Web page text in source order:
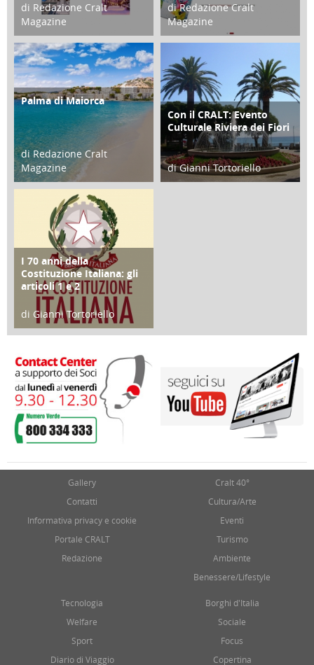
di Redazione Cralt
Magazine
21 Novembre 2023
di Redazione Cralt
Magazine
07 Marzo 2023
ATTIVITÀ
Palma di Maiorca
di Redazione Cralt
Magazine
25 Giugno 2016
ATTIVITÀ
Con il CRALT: Evento
Culturale Riviera dei Fiori
di Gianni Tortoriello
FOCUS
I 70 anni della
Costituzione Italiana: gli
articoli 1 e 2
di Gianni Tortoriello
17 Marzo 2018
Gallery
Contatti
Informativa privacy e cookie
Portale CRALT
Redazione
Cralt 40°
Cultura/Arte
Eventi
Turismo
Ambiente
Benessere/Lifestyle
Tecnologia
Welfare
Sport
Diario di Viaggio
Borghi d'Italia
Sociale
Focus
Copertina